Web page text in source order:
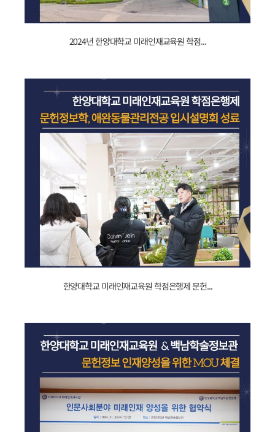
2024년 한양대학교 미래인재교육원 학점...
문헌정보학
애완동물관리전공
입시설명회
성료.jpg
한양대학교 미래인재교육원 학점은행제 문헌...